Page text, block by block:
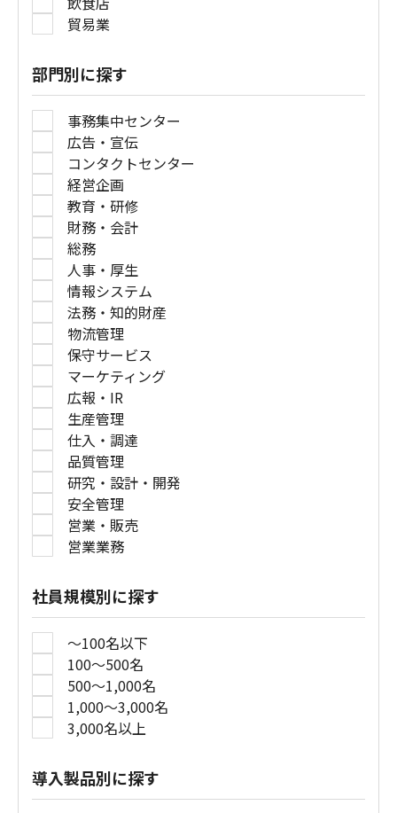
貿易業
部門別に探す
事務集中センター
広告・宣伝
コンタクトセンター
経営企画
教育・研修
財務・会計
総務
人事・厚生
情報システム
法務・知的財産
物流管理
保守サービス
マーケティング
広報・IR
生産管理
仕入・調達
品質管理
研究・設計・開発
安全管理
営業・販売
営業業務
社員規模別に探す
～100名以下
100～500名
500～1,000名
1,000～3,000名
3,000名以上
導入製品別に探す